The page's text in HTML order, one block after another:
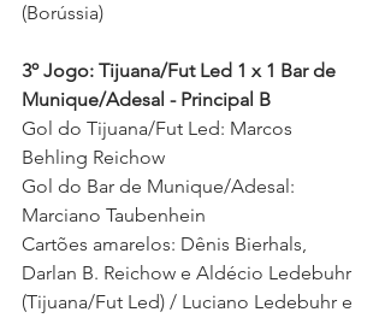
(Borússia)
3º Jogo: Tijuana/Fut Led 1 x 1 Bar de
Munique/Adesal - Principal B
Gol do Tijuana/Fut Led: Marcos
Behling Reichow
Gol do Bar de Munique/Adesal:
Marciano Taubenhein
Cartões amarelos: Dênis Bierhals,
Darlan B. Reichow e Aldécio Ledebuhr
(Tijuana/Fut Led) / Luciano Ledebuhr e